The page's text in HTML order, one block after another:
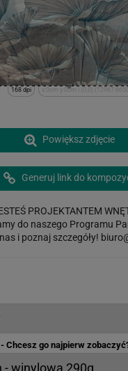
x:0cm y:0cm | (0,0)
168 dpi
Powiększ zdjęcie
Generuj link do
PROJEKTANTEM
do naszego Programu
i poznaj szczegóły!
Chcesz go najpierw